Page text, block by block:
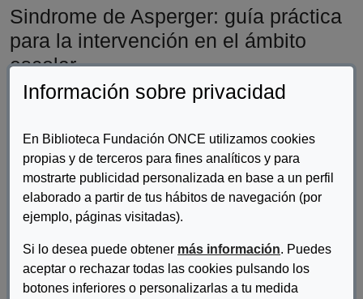
Información sobre privacidad
En Biblioteca Fundación ONCE utilizamos cookies
propias y de terceros para fines analíticos y para
mostrarte publicidad personalizada en base a un perfil
elaborado a partir de tus hábitos de navegación (por
ejemplo, páginas visitadas).
Si lo desea puede obtener más información. Puedes
aceptar o rechazar todas las cookies pulsando los
botones inferiores o personalizarlas a tu medida
Sindrome de Asperger: guía práctica
para la intervención en el ámbito
escolar